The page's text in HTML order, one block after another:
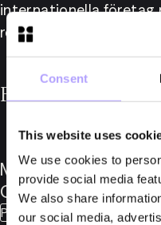
Consent
This website uses
We use cookies to
provide social media
We also share
our social media,
internationella företag
regulatoriska
För mer
Partner
Martin
Gynnerstedt